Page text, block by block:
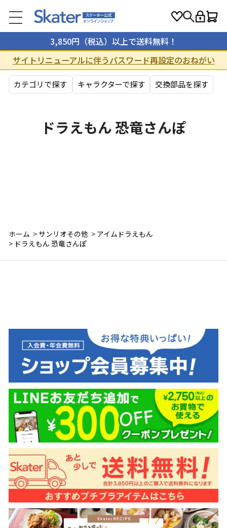
3,850円（税込）以上で送料無料！
サイトリニューアルに伴うパスワード再設定のおねがい
カテゴリで探す キャラクターで探す 交換部品を探す
ドラえもん 恐竜さんぽ
ホーム > サンリオその他 > アイムドラえもん
> ドラえもん 恐竜さんぽ